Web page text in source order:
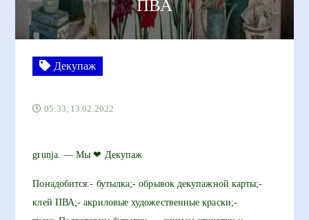
ПВА
Декупаж
05:33, 13.02.2022
grunja. — Мы ❤ Декупаж
Понадобится:- бутылка;- обрывок декупажной карты;-
клей ПВА;- акриловые художественные краски;-